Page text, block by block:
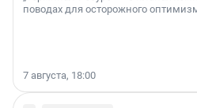
поводах для осторожного
7 августа, 18:00